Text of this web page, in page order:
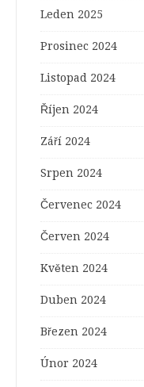
Leden 2025
Prosinec 2024
Listopad 2024
Říjen 2024
Září 2024
Srpen 2024
Červenec 2024
Červen 2024
Květen 2024
Duben 2024
Březen 2024
Únor 2024